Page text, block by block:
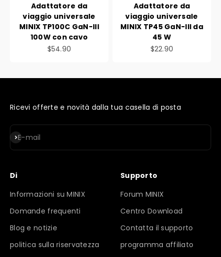
Adattatore da
viaggio universale
MINIX TP100C GaN-III
100W con cavo
Prezzo scontato
$54.90
Adattatore da
viaggio universale
MINIX TP45 GaN-III da
45 W
Prezzo scontato
$22.90
Ricevi offerte e novità dalla tua casella di posta
E-mail
Iscriviti alla newsletter
Di
Informazioni su MINIX
Domande frequenti
Blog e notizie
politica sulla riservatezza
Supporto
Forum MINIX
Centro Download
Contatta il supporto
programma affiliato